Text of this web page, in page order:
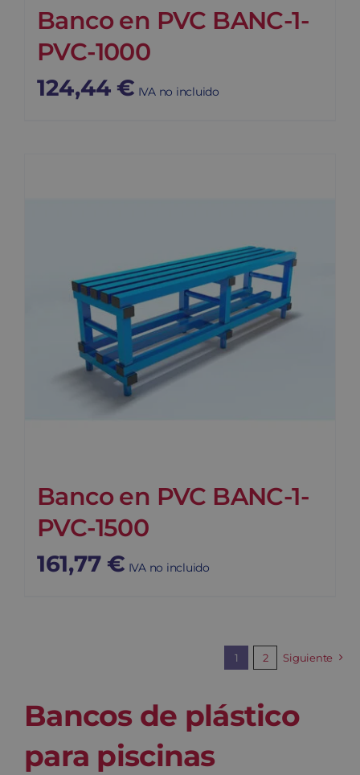
Banco en PVC BANC-1-
PVC-1000
124,44 € IVA no incluido
Banco en PVC BANC-1-
PVC-1500
161,77 € IVA no incluido
1 2 Siguiente
Bancos de plástico
para piscinas